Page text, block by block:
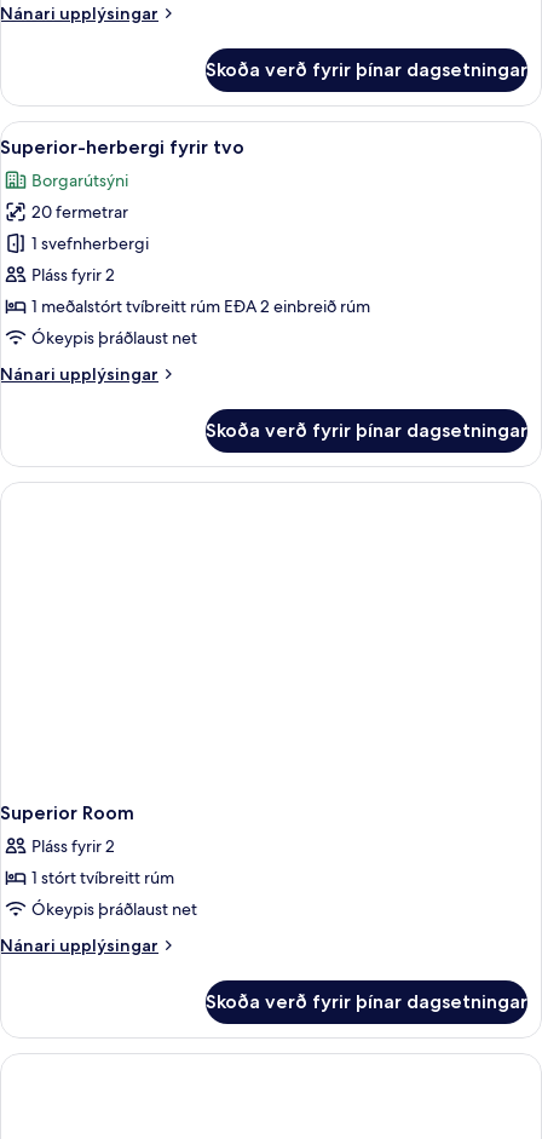
Nánari upplýsingar
Nánari
herbergi
fyrir
tvo
Skoða verð fyrir þínar dagsetningar
Skoða
allar
myndir
fyrir
Superior-
herbergi
fyrir
tvo
Míníbar, öryggishólf í herbergi,
1
Superior-herbergi fyrir tvo
Borgarútsýni
20 fermetrar
1 svefnherbergi
Pláss fyrir 2
1 meðalstórt tvíbreitt rúm EÐA 2 einbreið rúm
Ókeypis þráðlaust net
Nánari upplýsingar
Nánari
herbergi
fyrir
tvo
Skoða verð fyrir þínar dagsetningar
Superior Room
Pláss fyrir 2
1 stórt tvíbreitt rúm
Ókeypis þráðlaust net
Nánari upplýsingar
Nánari
Room
Skoða verð fyrir þínar dagsetningar